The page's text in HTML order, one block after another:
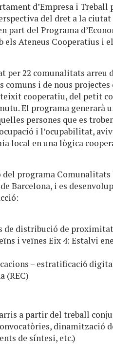
d’Empresa i Treball
del dret a la ciutat
part del Programa
els Ateneus Cooperatius i
per 22 comunalitats arreu
i de nous projectes
cooperatiu, del petit
El programa generarà
persones que es
i l’ocupabilitat,
local en una lògica
del programa Comunalitats
Barcelona, i es
de distribució de proximitat
i veïnes Eix 4: Estalvi
– estratificaci6
(REC)
a partir del treball
dinamització
de síntesi, etc.)